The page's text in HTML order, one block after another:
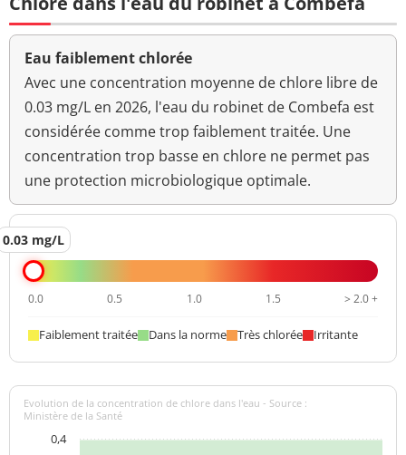
Eau faiblement chlorée
Avec une concentration moyenne de chlore libre de
0.03 mg/L en 2026, l'eau du robinet de Combefa est
considérée comme trop faiblement traitée. Une
concentration trop basse en chlore ne permet pas
une protection microbiologique optimale.
0.03 mg/L
0.0 0.5 1.0 1.5 > 2.0 +
Faiblement traitée Dans la norme Très chlorée Irritante
Evolution de la concentration de chlore dans l'eau - Source :
Ministère de la Santé
0,4